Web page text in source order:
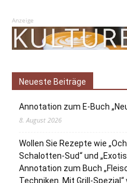
Anzeige
Neueste Beiträge
Annotation zum E-Buch
8. August 2026
Wollen Sie Rezepte wie
Schalotten-Sud“ und
Annotation zum Buch
Techniken. Mit Grill-